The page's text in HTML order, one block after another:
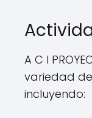
A C I
variedad
incluyendo: